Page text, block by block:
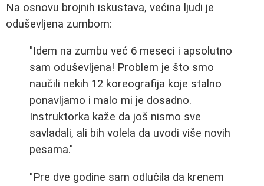
Na osnovu brojnih iskustava, većina ljudi je
oduševljena zumbom:
"Idem na zumbu već 6 meseci i apsolutno
sam oduševljena! Problem je što smo
naučili nekih 12 koreografija koje stalno
ponavljamo i malo mi je dosadno.
Instruktorka kaže da još nismo sve
savladali, ali bih volela da uvodi više novih
pesama."
"Pre dve godine sam odlučila da krenem